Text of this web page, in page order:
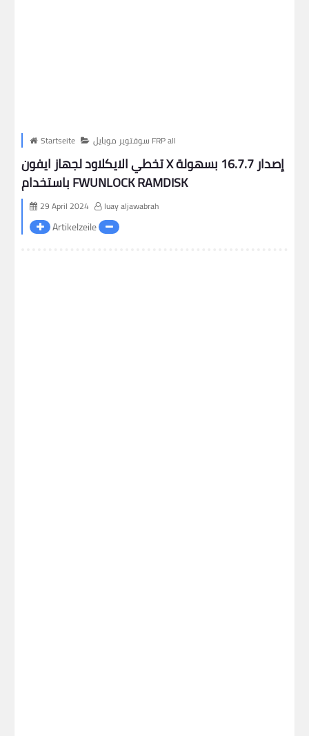
Startseite سوفتوير موبايل FRP all
تخطي الايكلاود لجهاز ايفون X إصدار 16.7.7 بسهولة
باستخدام FWUNLOCK RAMDISK
29 April 2024 luay aljawabrah
Artikelzeile